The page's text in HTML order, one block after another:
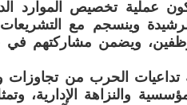
عملية تخصيص الموارد
وينسجم مع التشريعات
ويضمن مشاركتهم
تداعيات الحرب من
والنزاهة الإدارية،